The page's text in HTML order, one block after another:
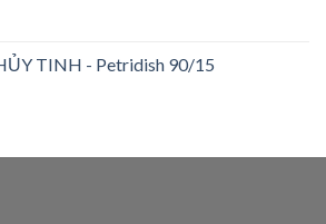
TINH - Petridish 90/15